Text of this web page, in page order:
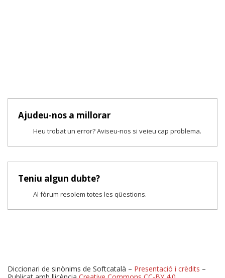
Ajudeu-nos a millorar
Heu trobat un error? Aviseu-nos si veieu cap problema.
Teniu algun dubte?
Al fòrum resolem totes les qüestions.
Diccionari de sinònims de Softcatalà – Presentació i crèdits –